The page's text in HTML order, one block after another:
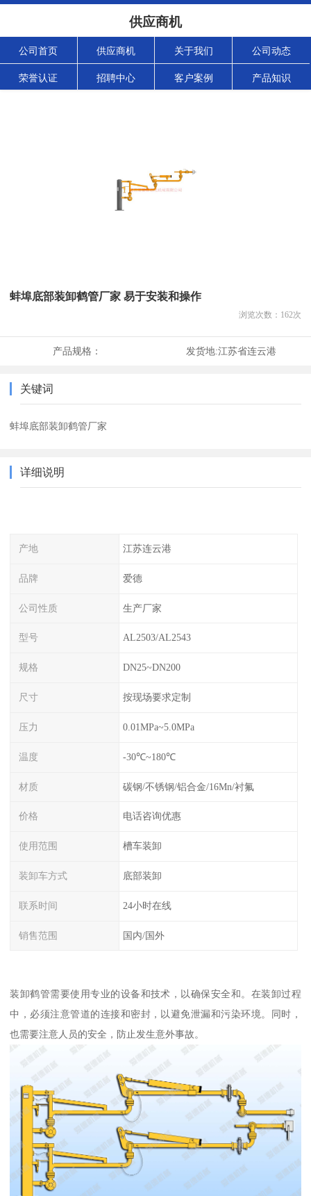
供应商机
公司首页 供应商机 关于我们 公司动态
荣誉认证 招聘中心 客户案例 产品知识
蚌埠底部装卸鹤管厂家 易于安装和操作
浏览次数： 162次
产品规格： 发货地:江苏省连云港
关键词
蚌埠底部装卸鹤管厂家
详细说明
产地 江苏连云港
品牌 爱德
公司性质 生产厂家
型号 AL2503/AL2543
规格 DN25~DN200
尺寸 按现场要求定制
压力 0.01MPa~5.0MPa
温度 -30℃~180℃
材质 碳钢/不锈钢/铝合金/16Mn/衬氟
价格 电话咨询优惠
使用范围 槽车装卸
装卸车方式 底部装卸
联系时间 24小时在线
销售范围 国内/国外
装卸鹤管需要使用专业的设备和技术，以确保安全和。在装卸过程
中，必须注意管道的连接和密封，以避免泄漏和污染环境。同时，
也需要注意人员的安全，防止发生意外事故。